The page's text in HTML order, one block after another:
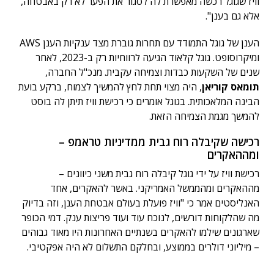
אלא גם בענן".
הענן של גוגל התמודד עם תחרות גוברת מצד ענקיות הענן AWS
ומיקרוסופט. גוגל קלאוד הגיעה לרווחיות רק ב-2023, לאחר
שנים של השקעות כבדות וצמיחה עקבית. מנכ"ל החברה,
תומאס קוריאן, היה מצוי תחת לחץ להמשיך לצמוח, ברקע בועת
הבינה המלאכותית. בגוגל אומרים כי רכישת וויז תיתן לה בוסט
להמשך מגמת הצמיחה הזאת.
רכישה שקיבלה רוח גבית ממדיניות טראמפ –
ומההאקרים
רכישת וויז על ידי גוגל קיבלה רוח גבית משני כיוונים –
מההאקרים ומהממשל האמריקני. באשר להאקרים, אחד
האנליסטים אמר כי "וויז פועלת בעולם אבטחת הענן, וזה בדיוק
מה שהלקוחות דורשים, לנוכח עוד ועוד פריצות ענק. דמי הכופר
שארגונים שילמו להאקרים בשנתיים האחרונות היו מאוד גבוהים
– מיליוני דולרים בממוצע, ובחלקם התשלום לא היה אפקטיבי.